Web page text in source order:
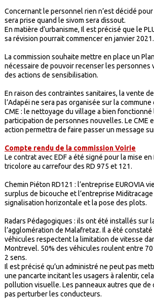
Concernant le personnel rien n’est décidé pour
sera prise quand le sivom sera dissout.
En matière d’urbanisme, Il est précisé que le
sa révision pourrait commencer en janvier 2021.
La commission souhaite mettre en place un
nécessaire de pouvoir recenser les personnes
des actions de sensibilisation.
En raison des contraintes sanitaires, la vente
l’Adapéi ne sera pas organisée sur la
CME : le nettoyage du village a bien
participation de personnes nouvelles. Le CME
action permettra de faire passer un message
Compte rendu de la commission Voirie
Le contrat avec EDF a été signé pour la mise
tricolore au carrefour des RD 975 et 121.
Chemin Piéton RD121 : l’entreprise EUROVIA
surplus de bicouche et l’entreprise
signalisation horizontale et la pose des plots.
Radars Pédagogiques : ils ont été installés sur
l’agglomération de Malafretaz. Il a été constaté
véhicules respectent la limitation de vitesse
Montrevel. 50% des véhicules roulent entre
2 sens.
Il est précisé qu’un administré ne peut pas
une pancarte incitant les usagers à ralentir,
pollution visuelle. Les panneaux autres que de
pas perturber les conducteurs.